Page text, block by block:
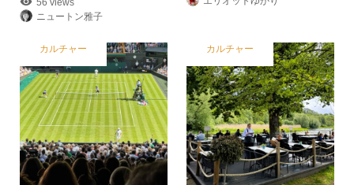
ニュートン雅子
カルチャー カルチャー